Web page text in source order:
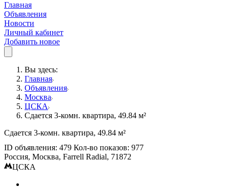
Главная
Объявления
Новости
Личный кабинет
Добавить новое
Вы здесь:
Главная
Объявления
Москва
ЦСКА
Сдается 3-комн. квартира, 49.84 м²
Сдается 3-комн. квартира, 49.84 м²
ID объявления: 479 Кол-во показов: 977
Россия, Москва, Farrell Radial, 71872
ЦСКА